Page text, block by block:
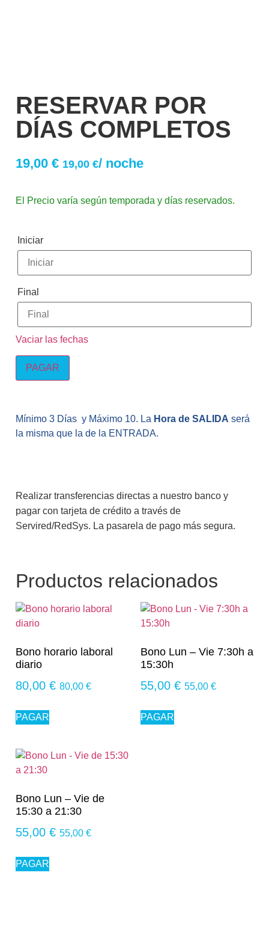
RESERVAR POR
DÍAS COMPLETOS
19,00 € 19,00 €/ noche
El Precio varía según temporada y días reservados.
Iniciar
Final
Vaciar las fechas
PAGAR
Mínimo 3 Días y Máximo 10. La Hora de SALIDA será
la misma que la de la ENTRADA.
Realizar transferencias directas a nuestro banco y
pagar con tarjeta de crédito a través de
Servired/RedSys. La pasarela de pago más segura.
Productos relacionados
Bono horario laboral
diario
80,00 € 80,00 €
PAGAR
Bono Lun – Vie 7:30h a
15:30h
55,00 € 55,00 €
PAGAR
Bono Lun – Vie de
15:30 a 21:30
55,00 € 55,00 €
PAGAR